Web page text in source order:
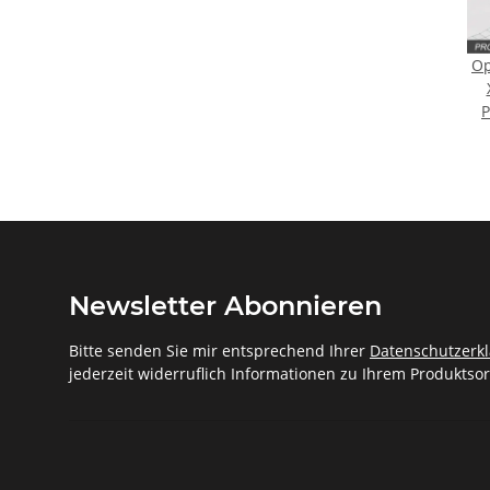
Newsletter Abonnieren
Bitte senden Sie mir entsprechend Ihrer
jederzeit widerruflich Informationen zu Ihrem